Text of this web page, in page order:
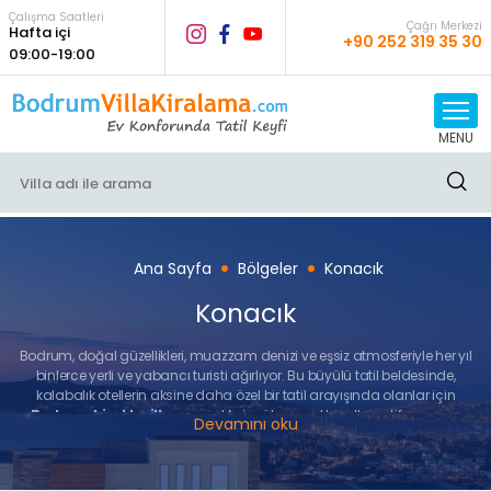
Çalışma Saatleri
Hafta içi
09:00-19:00
Çağrı Merkezi
+90 252 319 35 30
MENU
Ana Sayfa Bölgeler Konacık
Konacık
Bodrum, doğal güzellikleri, muazzam denizi ve eşsiz atmosferiyle her yıl
binlerce yerli ve yabancı turisti ağırlıyor. Bu büyülü tatil beldesinde,
kalabalık otellerin aksine daha özel bir tatil arayışında olanlar için
Bodrum kiralık villa
seçenekleri mükemmel bir alternatif sunuyor.
Özellikle Konacık bölgesi, sakinliği ve Bodrum’a olan yakınlığıyla, tatilciler
için huzurlu bir kaçamak noktası oluyor.Konacık villa kiralama
fırsatları, size hem konforlu hem de unutulmaz bir tatil deneyimi vaat
Devamını oku